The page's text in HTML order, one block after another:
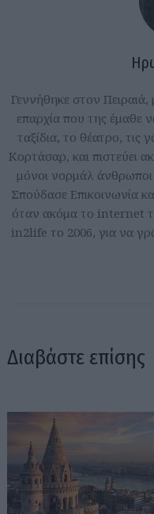
Γεννήθηκε στον
επαρχία που της έμαθε
ταξίδια, το θέατρο, τις
Κορτάσαρ, και πιστεύει
μόνοι νορμάλ άνθρωποι
Σπούδασε Επικοινωνία
όταν ακόμα το internet
in2life το 2006, για να
Διαβάστε επίσης